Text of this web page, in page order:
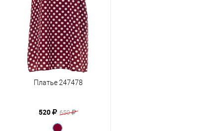
Платье 247478
520 650